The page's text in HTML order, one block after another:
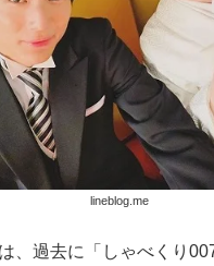
lineblog.me
、過去に「しゃべくり